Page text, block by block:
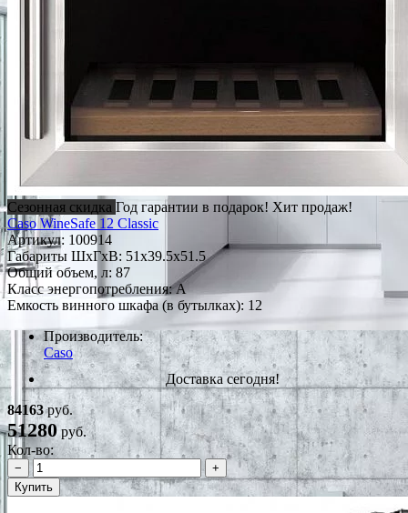
Сезонная скидка Год гарантии в подарок! Хит продаж!
Caso WineSafe 12 Classic
Артикул: 100914
Габариты ШxГxВ: 51x39.5x51.5
Общий объем, л: 87
Класс энергопотребления: A
Емкость винного шкафа (в бутылках): 12
Производитель:
Caso
Доставка сегодня!
84163руб.
51280руб.
Кол-во:
−
+
Купить